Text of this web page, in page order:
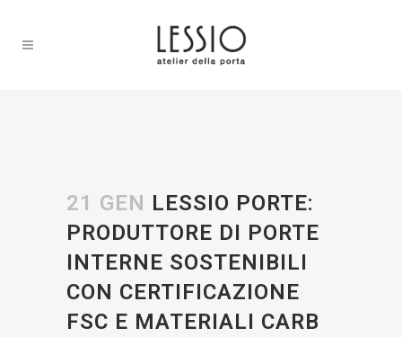
21 GEN LESSIO PORTE:
PRODUTTORE DI PORTE
INTERNE SOSTENIBILI
CON CERTIFICAZIONE
FSC E MATERIALI CARB